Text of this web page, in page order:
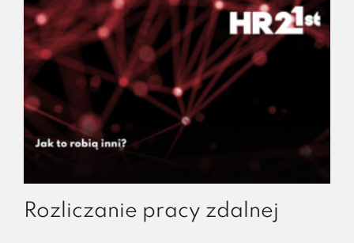
Rozliczanie pracy zdalnej